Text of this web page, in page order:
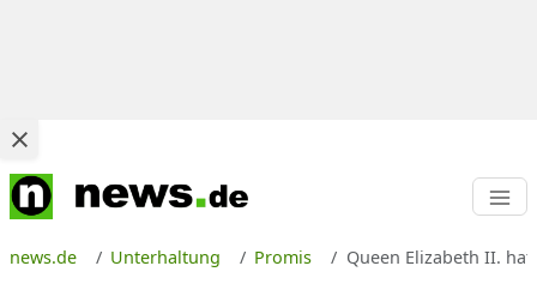
news.de Unterhaltung Promis Queen Elizabeth II.